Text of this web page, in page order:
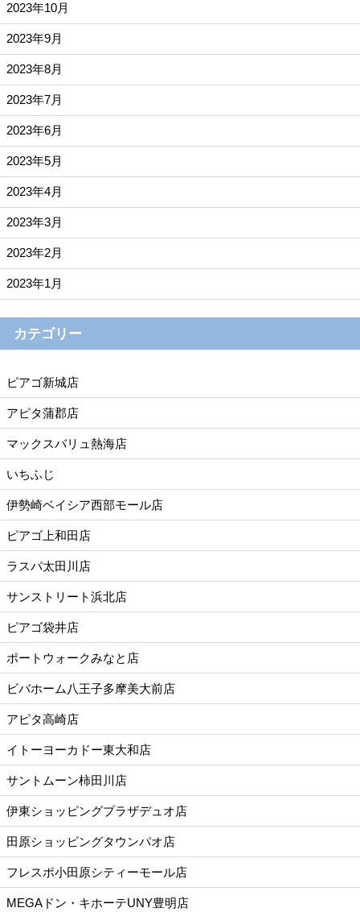
2023年10月
2023年9月
2023年8月
2023年7月
2023年6月
2023年5月
2023年4月
2023年3月
2023年2月
2023年1月
カテゴリー
ピアゴ新城店
アピタ蒲郡店
マックスバリュ熱海店
いちふじ
伊勢崎ベイシア西部モール店
ピアゴ上和田店
ラスパ太田川店
サンストリート浜北店
ピアゴ袋井店
ポートウォークみなと店
ビバホーム八王子多摩美大前店
アピタ高崎店
イトーヨーカドー東大和店
サントムーン柿田川店
伊東ショッピングプラザデュオ店
田原ショッピングタウンパオ店
フレスポ小田原シティーモール店
MEGAドン・キホーテUNY豊明店